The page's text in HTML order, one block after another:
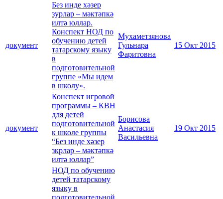
документ
Без инде хәзер
зурлар – мәктәпкә
илтә юллар.
Конспект НОД по
обучению детей
татарскому языку
в
подготовительной
группе «Мы идем
в школу».
Мухаметзянова
Гульнара
Фаритовна
15 Окт 2015
документ
Конспект игровой
программы – КВН
для детей
подготовительной
к школе группы
“Без инде хәзер
зкрлар – мәктәпкә
илтә юллар”
Борисова
Анастасия
Васильевна
19 Окт 2015
НОД по обучению
детей татарскому
языку в